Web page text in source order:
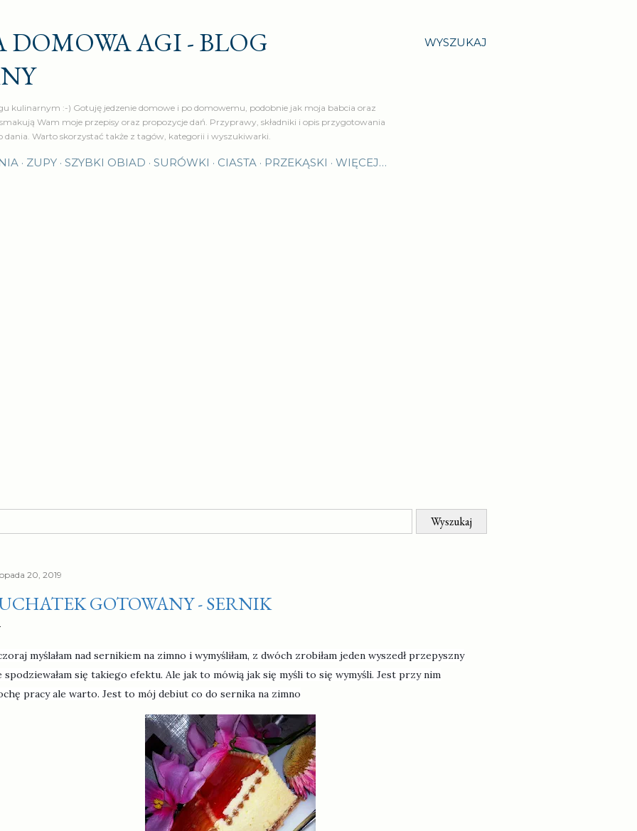
WYSZUKAJ
AGI - BLOG
kulinarnym :-) Gotuję jedzenie domowe i po domowemu, podobnie jak moja babcia oraz
Wam moje przepisy oraz propozycje dań. Przyprawy, składniki i opis przygotowania
dania. Warto skorzystać także z tagów, kategorii i wyszukiwarki.
ZUPY SZYBKI OBIAD SURÓWKI CIASTA PRZEKĄSKI WIĘCEJ…
20, 2019
GOTOWANY - SERNIK
myślałam nad sernikiem na zimno i wymyśliłam, z dwóch zrobiłam jeden wyszedł przepyszny
spodziewałam się takiego efektu. Ale jak to mówią jak się myśli to się wymyśli. Jest przy nim
pracy ale warto. Jest to mój debiut co do sernika na zimno